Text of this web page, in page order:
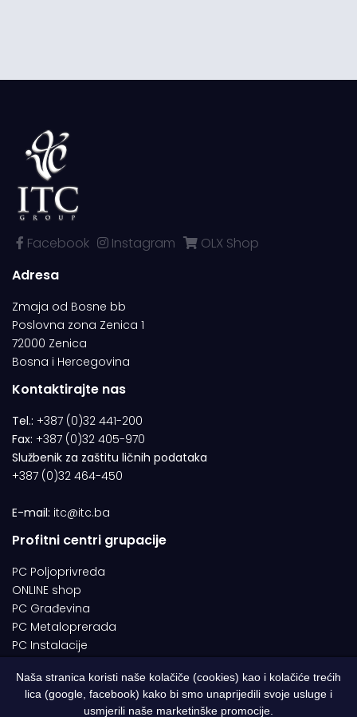
Facebook Instagram
OLX Shop
Adresa
Zmaja od Bosne bb
Poslovna zona Zenica 1
72000 Zenica
Bosna i Hercegovina
Kontaktirajte nas
Tel.: +387 (0)32 441-200
Fax: +387 (0)32 405-970
Službenik za zaštitu ličnih podataka
+387 (0)32 464-450
E-mail: itc@itc.ba
Profitni centri grupacije
PC Poljoprivreda
ONLINE shop
PC Građevina
PC Metaloprerada
PC Instalacije
© 1994-2026 | ITC d.o.o. Zenica. Sva prava pridržana | Designed by
Naša stranica koristi naše kolačiče (cookies) kao i kolačiće trećih
lica (google, facebook) kako bi smo unaprijedili svoje usluge i
usmjerili naše marketinške promocije.